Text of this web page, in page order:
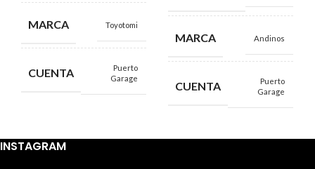
MARCA Toyotomi
CUENTA
Puerto
Garage
MARCA Andinos
CUENTA
Puerto
Garage
INSTAGRAM